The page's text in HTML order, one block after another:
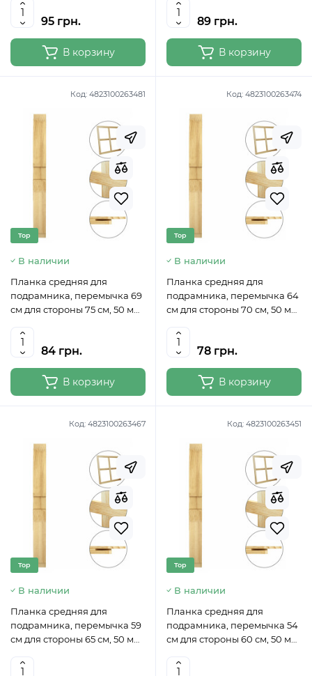
95 грн.
В корзину
89 грн.
В корзину
Код: 4823100263481
Top
В наличии
Планка средняя для
подрамника, перемычка 69
см для стороны 75 см, 50 мм
84 грн.
В корзину
Код: 4823100263474
Top
В наличии
Планка средняя для
подрамника, перемычка 64
см для стороны 70 см, 50 мм
78 грн.
В корзину
Код: 4823100263467
Top
В наличии
Планка средняя для
подрамника, перемычка 59
см для стороны 65 см, 50 мм
Код: 4823100263451
Top
В наличии
Планка средняя для
подрамника, перемычка 54
см для стороны 60 см, 50 мм